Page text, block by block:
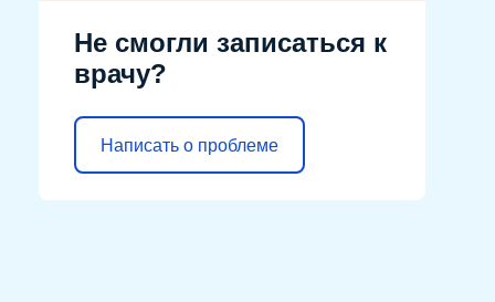
Не смогли записаться к
врачу?
Написать о проблеме